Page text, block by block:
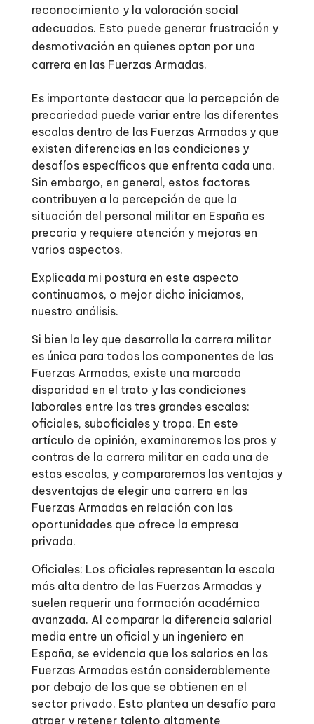
reconocimiento y la valoración social
adecuados. Esto puede generar frustración y
desmotivación en quienes optan por una
carrera en las Fuerzas Armadas.
Es importante destacar que la percepción de
precariedad puede variar entre las diferentes
escalas dentro de las Fuerzas Armadas y que
existen diferencias en las condiciones y
desafíos específicos que enfrenta cada una.
Sin embargo, en general, estos factores
contribuyen a la percepción de que la
situación del personal militar en España es
precaria y requiere atención y mejoras en
varios aspectos.
Explicada mi postura en este aspecto
continuamos, o mejor dicho iniciamos,
nuestro análisis.
Si bien la ley que desarrolla la carrera militar
es única para todos los componentes de las
Fuerzas Armadas, existe una marcada
disparidad en el trato y las condiciones
laborales entre las tres grandes escalas:
oficiales, suboficiales y tropa. En este
artículo de opinión, examinaremos los pros y
contras de la carrera militar en cada una de
estas escalas, y compararemos las ventajas y
desventajas de elegir una carrera en las
Fuerzas Armadas en relación con las
oportunidades que ofrece la empresa
privada.
Oficiales: Los oficiales representan la escala
más alta dentro de las Fuerzas Armadas y
suelen requerir una formación académica
avanzada. Al comparar la diferencia salarial
media entre un oficial y un ingeniero en
España, se evidencia que los salarios en las
Fuerzas Armadas están considerablemente
por debajo de los que se obtienen en el
sector privado. Esto plantea un desafío para
atraer y retener talento altamente